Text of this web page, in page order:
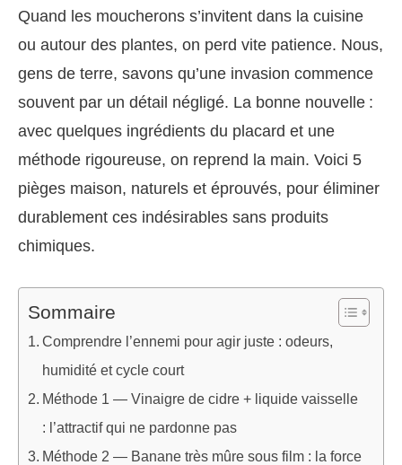
Quand les moucherons s’invitent dans la cuisine
ou autour des plantes, on perd vite patience. Nous,
gens de terre, savons qu’une invasion commence
souvent par un détail négligé. La bonne nouvelle :
avec quelques ingrédients du placard et une
méthode rigoureuse, on reprend la main. Voici 5
pièges maison, naturels et éprouvés, pour éliminer
durablement ces indésirables sans produits
chimiques.
Sommaire
Comprendre l’ennemi pour agir juste : odeurs,
humidité et cycle court
Méthode 1 — Vinaigre de cidre + liquide vaisselle
: l’attractif qui ne pardonne pas
Méthode 2 — Banane très mûre sous film : la force